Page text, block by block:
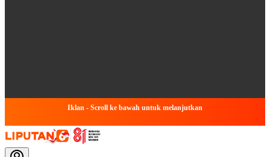
Iklan - Scroll ke bawah untuk melanjutkan